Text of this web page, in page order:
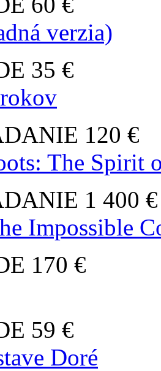
verzia)
35 €
120 €
The Spirit
1 400 €
Impossible
170 €
59 €
Doré